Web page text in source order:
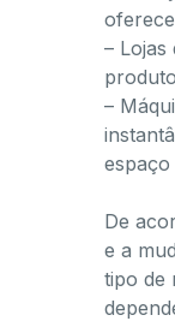
–
–
De
e a
tipo de